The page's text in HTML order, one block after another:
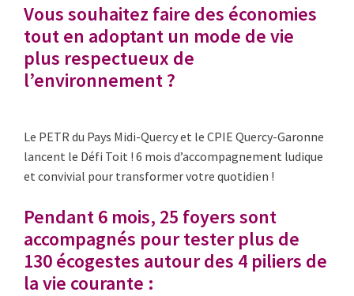
Vous souhaitez faire des économies
tout en adoptant un mode de vie
plus respectueux de
l’environnement ?
Le PETR du Pays Midi-Quercy et le CPIE Quercy-Garonne
lancent le Défi Toit ! 6 mois d’accompagnement ludique
et convivial pour transformer votre quotidien !
Pendant 6 mois, 25 foyers sont
accompagnés pour tester plus de
130 écogestes autour des 4 piliers de
la vie courante :